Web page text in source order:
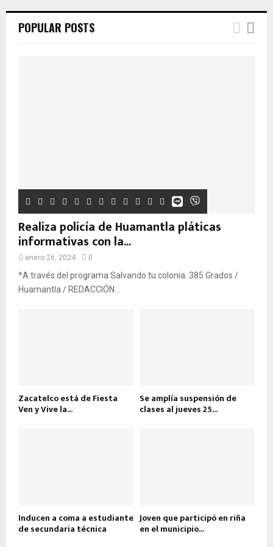
POPULAR POSTS
Realiza policía de Huamantla pláticas
informativas con la...
enero 26, 2024 0
*A través del programa Salvando tu colonia. 385 Grados /
Huamantla / REDACCIÓN...
Zacatelco está de Fiesta
Ven y Vive la...
Se amplía suspensión de
clases al jueves 25...
Inducen a coma a estudiante
de secundaria técnica
Joven que participó en riña
en el municipio...